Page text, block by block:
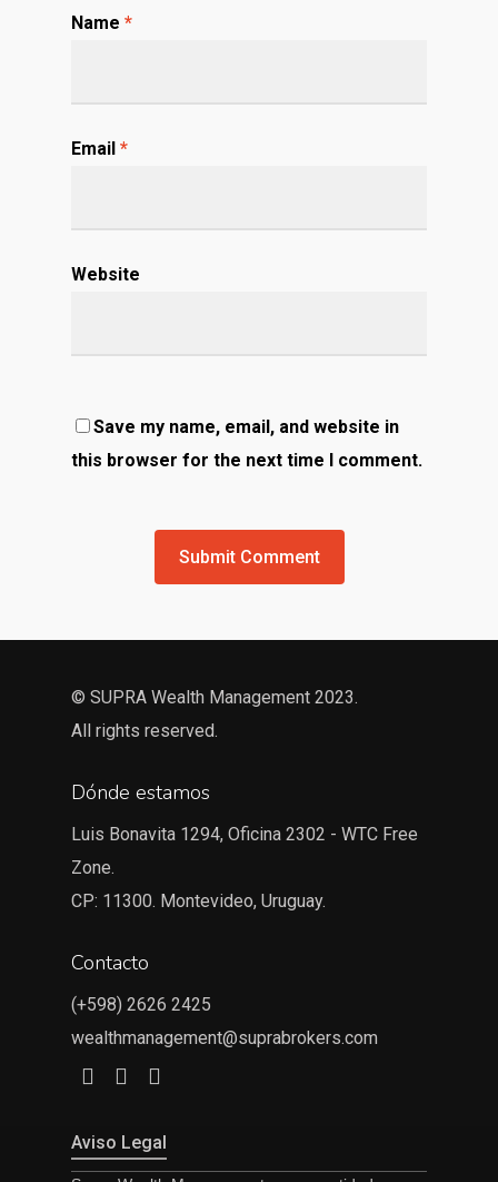
Name *
Email *
Website
Save my name, email, and website in
this browser for the next time I comment.
© SUPRA Wealth Management 2023.
All rights reserved.
Dónde estamos
Luis Bonavita 1294, Oficina 2302 - WTC Free
Zone.
CP: 11300. Montevideo, Uruguay.
Contacto
(+598) 2626 2425
wealthmanagement@suprabrokers.com
Aviso Legal